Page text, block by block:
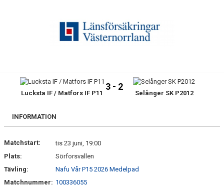
TRUPPEN
BILDGALLERI
KONTAKT
Lucksta IF / Matfors IF P11
3 - 2
Selånger SK P2012
INFORMATION
Matchstart:
tis 23 juni, 19:00
Plats:
Sörforsvallen
Tävling:
Nafu Vår P15 2026 Medelpad
Matchnummer: 100336055